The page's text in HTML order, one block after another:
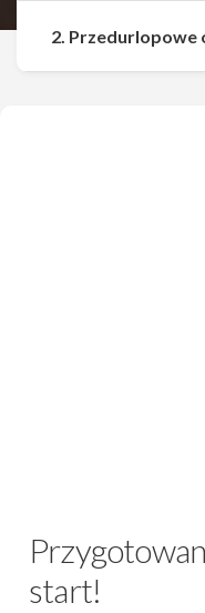
start!
2. Przedurlopowe